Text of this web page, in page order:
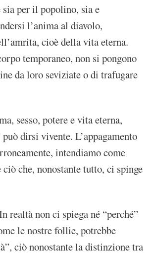
sia per il popolino, sia e
l’anima al diavolo,
cioè della vita eterna.
temporaneo, non si pongono
da loro seviziate o di trafugare
sesso, potere e vita eterna,
dirsi vivente. L’appagamento
intendiamo come
che, nonostante tutto, ci spinge
realtà non ci spiega né “perché”
le nostre follie, potrebbe
ciò nonostante la distinzione tra